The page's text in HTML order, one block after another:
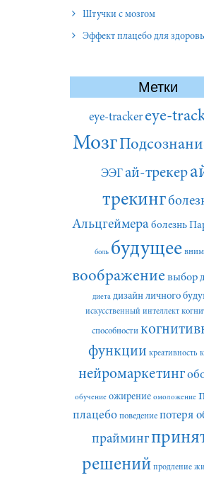
Штучки с мозгом
Эффект плацебо для здоровья, успеха и
Метки
eye-tracker eye-
Мозг
ЭЭГай-трекер
трекинг
Альцгеймера болезнь
боль будущее
воображение выбор
диета дизайн личного
искусственный интеллект
способности
функции креативность
нейромаркетинг
обучение ожирение омоложение
плацебо поведение потеря
прайминг
решений продление